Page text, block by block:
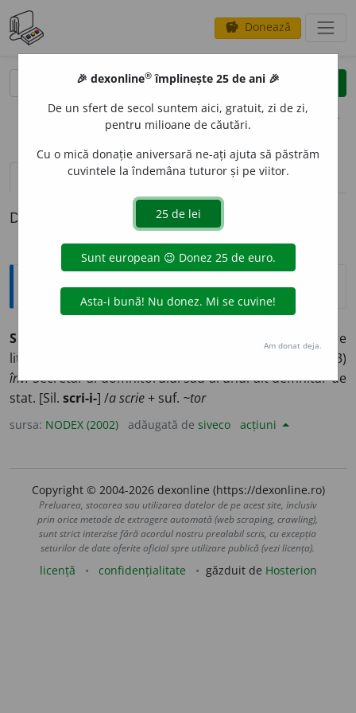
savings Donează
clear
opțiuni
definiții (1) pronunțievolume_up (50)
Definiția cu ID-ul 352744:
Explicative DEX
SCRIIT
1) Autor de opere
literare. 2)
Slujbaș care scria acte, petiții, scrisori. 3)
înv.Secretar al domnitorului sau al unui alt demnitar de
stat. [Sil. scri-i-] /a scrie+ suf. ~tor
sursa: NODEX (2002) adăugată de siveco acțiuni
Copyright © 2004-2026 dexonline (https://dexonline.ro)
Preluarea, stocarea sau utilizarea datelor de pe acest site, inclusiv
prin orice metode de extragere automată (web scraping, crawling),
sunt strict interzise fără acordul nostru prealabil scris, cu excepția
seturilor de date oferite oficial spre utilizare publică (vezi licența).
licență confidențialitate găzduit de Hosterion
🎉 dexonline® împlinește 25 de ani 🎉
De un sfert de secol suntem aici, gratuit, zi de zi,
pentru milioane de căutări.
Cu o mică donație aniversară ne-ați ajuta să păstrăm
cuvintele la îndemâna tuturor și pe viitor.
Am donat deja.